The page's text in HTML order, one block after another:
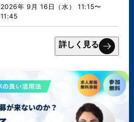
2026年 9月 16日（水） 11:15〜
11:45
詳しく見る